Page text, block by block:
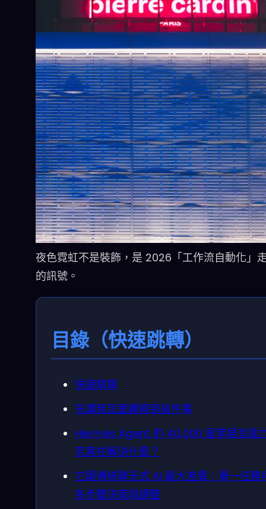
夜色霓虹不是裝飾，是 2026「工作流自動化」
的訊號。
目錄（快速跳轉）
快速精華
先講我怎麼觀察到這件事
Hermès Agent 的 40,000 星等語言能
究竟在解決什麼？
它跟傳統聊天式 AI 最大差異：單一任務
多步驟決策與調整